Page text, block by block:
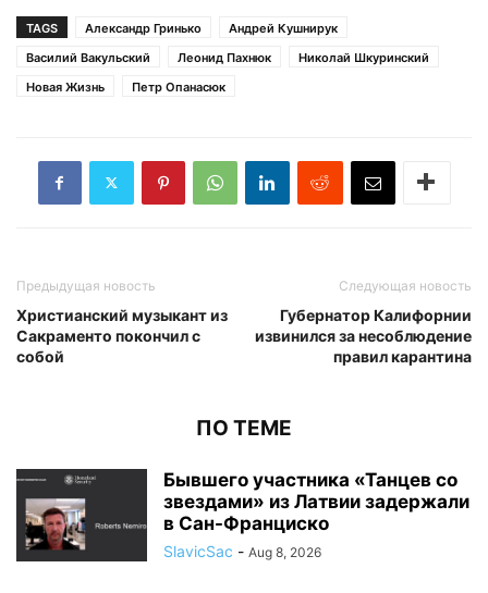
TAGS Александр Гринько
Андрей Кушнирук
Василий Вакульский
Леонид Пахнюк
Николай Шкуринский
Новая Жизнь
Петр Опанасюк
Предыдущая новость
Христианский музыкант из
Сакраменто покончил с
собой
Следующая новость
Губернатор Калифорнии
извинился за несоблюдение
правил карантина
ПО ТЕМЕ
Бывшего участника «Танцев со
звездами» из Латвии задержали
в Сан-Франциско
SlavicSac - Aug 8, 2026